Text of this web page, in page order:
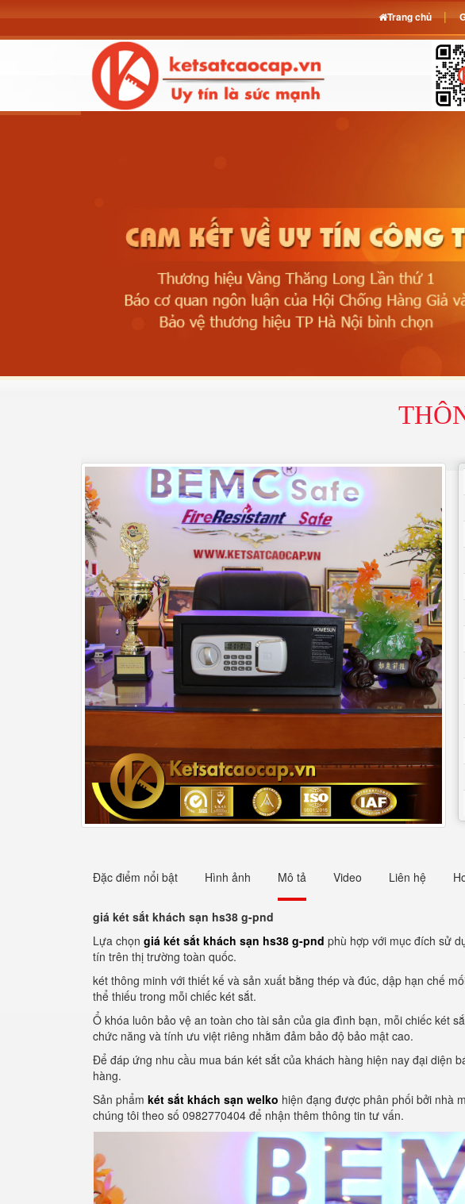
Đặc điểm nổi bật Hình ảnh Mô tả Video Liên hệ
giá két sắt khách sạn hs38 g-pnd
Lựa chọn giá két sắt khách sạn hs38 g-pnd phù hợp với mục đích sử
tín trên thị trường toàn quốc.
két thông minh với thiết kế và sản xuất bằng thép và đúc, dập hạn chế
thể thiếu trong mỗi chiếc két sắt.
Ổ khóa luôn bảo vệ an toàn cho tài sản của gia đình bạn, mỗi chiếc két
chức năng và tính ưu việt riêng nhằm đảm bảo độ bảo mật cao.
Để đáp ứng nhu cầu mua bán két sắt của khách hàng hiện nay đại diện
hàng.
Sản phẩm két sắt khách sạn welko hiện đạng được phân phối bởi nhà
chúng tôi theo số 0982770404 để nhận thêm thông tin tư vấn.
Trang chủ